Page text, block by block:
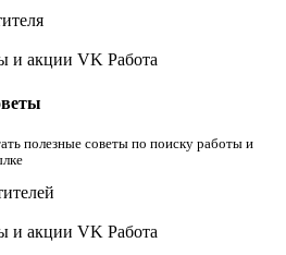
полезные советы по поиску работы и